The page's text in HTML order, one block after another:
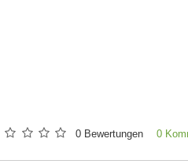
0 Bewertungen 0